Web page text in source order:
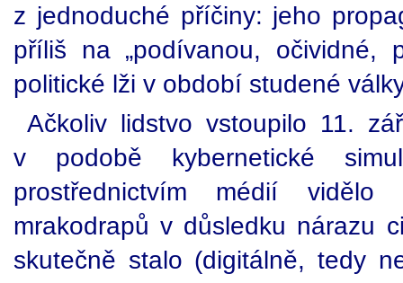
z jednoduché příčiny: jeho
příliš na „podívanou, očividné,
politické lži v období studené
Ačkoliv lidstvo vstoupilo 11.
v podobě kybernetické
prostřednictvím médií
mrakodrapů v důsledku nárazu
skutečně stalo (digitálně, tedy